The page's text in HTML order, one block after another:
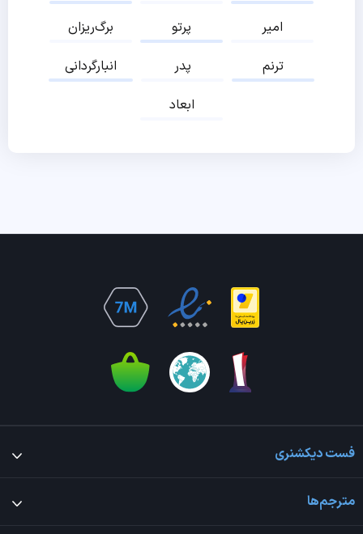
برگ‌ریزان
پرتو
امیر
انبارگردانی
پدر
ترنم
ابعاد
فست دیکشنری
مترجم‌ها